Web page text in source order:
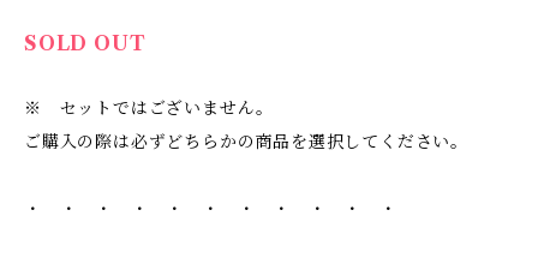
SOLD OUT
※ セットではございません。
ご購入の際は必ずどちらかの商品を選択してください。
・ ・ ・ ・ ・ ・ ・ ・ ・ ・ ・